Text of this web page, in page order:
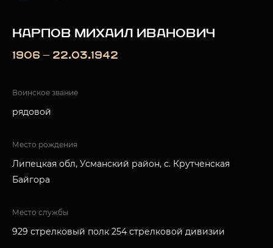
КАРПОВ МИХАИЛ ИВАНОВИЧ
1906 — 22.03.1942
Воинское звание
рядовой
Место рождения
Липецкая обл, Усманский район, с. Крутченская
Байгора
Место службы
929 стрелковый полк 254 стрелковой дивизии